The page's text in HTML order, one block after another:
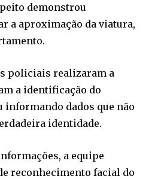
demonstrou
a aproximação da viatura,
policiais realizaram a
a identificação do
informando dados que não
identidade.
a equipe
reconhecimento facial do